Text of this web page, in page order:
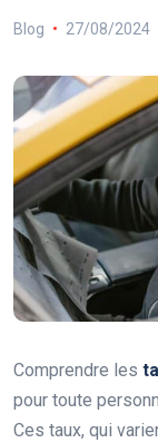
Blog 27/08/2024
Comprendre les
pour toute
Ces taux, qui